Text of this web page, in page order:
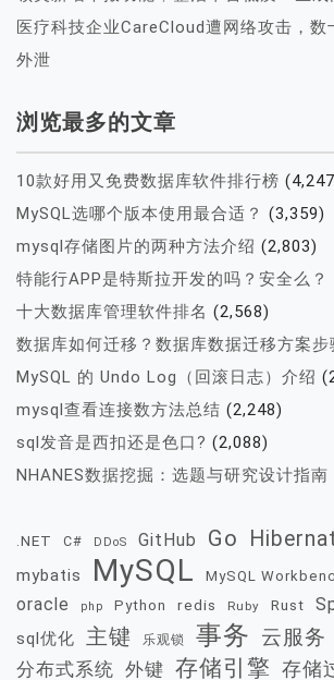
医疗科技企业CareCloud遭网络攻击，数
外泄
浏览最多的文章
10款好用又免费数据库软件排行榜
MySQL选哪个版本使用最合适？ (3,359)
mysql存储图片的两种方法介绍 (2,803)
特能行APP是特斯拉开发的吗？安全么？
十大数据库管理软件排名 (2,568)
数据库如何迁移？数据库数据迁移方案步
MySQL 的 Undo Log（回滚日志）介绍
mysql查看连接数方法总结 (2,248)
sql发音是西扣还是色口? (2,088)
NHANES数据挖掘：选题与研究设计指南
.NET C# DDoS GitHub Go
mybatis MySQL MySQL
oracle php Python redis Ruby Rust
sql优化 主键 乐观锁 事务 云服务
分布式系统 外键 存储引擎 存储